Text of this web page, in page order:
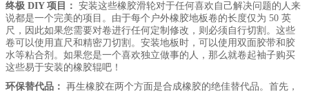
终极 DIY 项目： 安装这些橡胶滑轮对于任何喜欢自己解决问题的人来
说都是一个完美的项目。由于每个户外橡胶地板卷的长度仅为 50 英
尺，因此如果您需要对卷进行任何定制修改，则必须自行切割。这些
卷可以使用直尺和精密刀切割。安装地板时，可以使用双面胶带和胶
水等粘合剂。如果您是一个喜欢独立做事的人，那么就卷起袖子购买
这些易于安装的橡胶辊吧！
环保替代品： 再生橡胶在两个方面是合成橡胶的绝佳替代品。首先，